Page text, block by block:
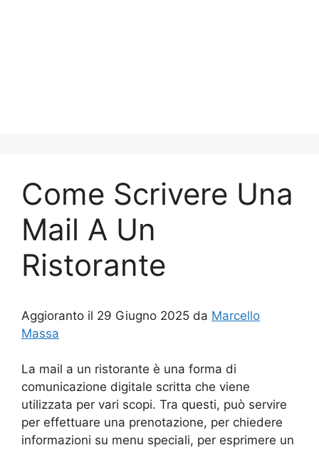
Come Scrivere Una
Mail A Un
Ristorante
Aggioranto il 29 Giugno 2025 da Marcello
Massa
La mail a un ristorante è una forma di
comunicazione digitale scritta che viene
utilizzata per vari scopi. Tra questi, può servire
per effettuare una prenotazione, per chiedere
informazioni su menu speciali, per esprimere un